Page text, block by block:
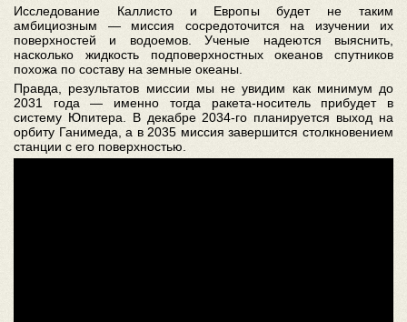
Исследование Каллисто и Европы будет не таким
амбициозным — миссия сосредоточится на изучении их
поверхностей и водоемов. Ученые надеются выяснить,
насколько жидкость подповерхностных океанов спутников
похожа по составу на земные океаны.
Правда, результатов миссии мы не увидим как минимум до
2031 года — именно тогда ракета-носитель прибудет в
систему Юпитера. В декабре 2034-го планируется выход на
орбиту Ганимеда, а в 2035 миссия завершится столкновением
станции с его поверхностью.